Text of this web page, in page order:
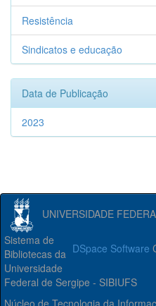
Resistência
Sindicatos e educação
Data de Publicação
2023
UNIVERSIDADE
DSpace Software
Sistema de
Bibliotecas da
Universidade
Federal de Sergipe - SIBIUFS
Núcleo de Tecnologia da